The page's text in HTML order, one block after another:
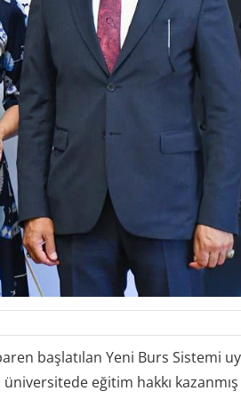
başlatılan Yeni Burs Sistemi
üniversitede eğitim hakkı